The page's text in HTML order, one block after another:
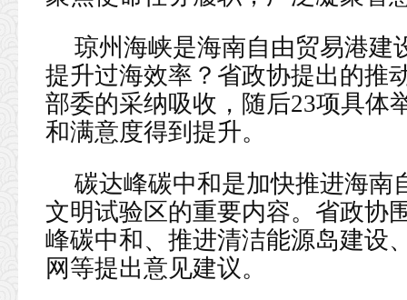
琼州海峡是海南自由贸易港建
提升过海效率？省政协提出的推
部委的采纳吸收，随后23项具体
和满意度得到提升。
碳达峰碳中和是加快推进海南
文明试验区的重要内容。省政协
峰碳中和、推进清洁能源岛建设
网等提出意见建议。